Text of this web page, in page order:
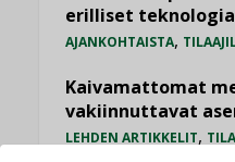
erilliset
AJANKOHTAISTA,
Kaivamattomat
vakiinnuttavat
LEHDEN ARTIKKELIT,